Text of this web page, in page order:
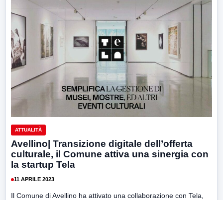
ATTUALITÀ
Avellino| Transizione digitale dell’offerta
culturale, il Comune attiva una sinergia con
la startup Tela
11 APRILE 2023
Il Comune di Avellino ha attivato una collaborazione con Tela,